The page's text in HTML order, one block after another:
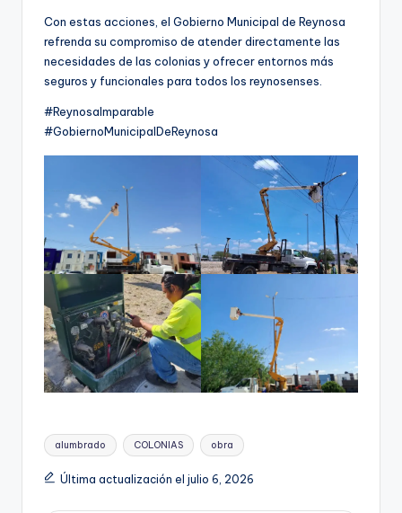
Con estas acciones, el Gobierno Municipal de Reynosa
refrenda su compromiso de atender directamente las
necesidades de las colonias y ofrecer entornos más
seguros y funcionales para todos los reynosenses.
#ReynosaImparable
#GobiernoMunicipalDeReynosa
Etiquetas:
alumbrado COLONIAS obra
Última actualización el julio 6, 2026